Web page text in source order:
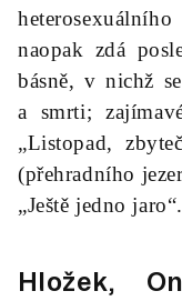
naopak zdá
básně, v nichž
a smrti;
„Listopad,
(přehradního
„Ještě jedno jaro“.
Hložek,